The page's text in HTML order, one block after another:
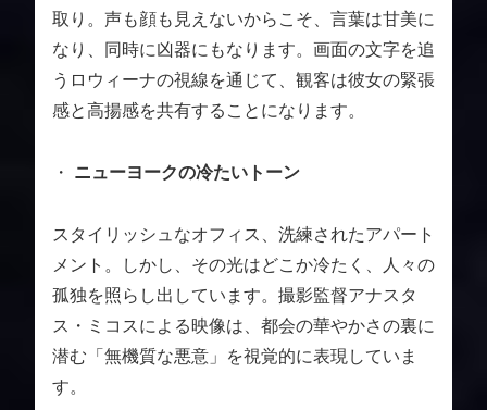
取り。声も顔も見えないからこそ、言葉は甘美に
なり、同時に凶器にもなります。画面の文字を追
うロウィーナの視線を通じて、観客は彼女の緊張
感と高揚感を共有することになります。
・ ニューヨークの冷たいトーン
スタイリッシュなオフィス、洗練されたアパート
メント。しかし、その光はどこか冷たく、人々の
孤独を照らし出しています。撮影監督アナスタ
ス・ミコスによる映像は、都会の華やかさの裏に
潜む「無機質な悪意」を視覚的に表現していま
す。